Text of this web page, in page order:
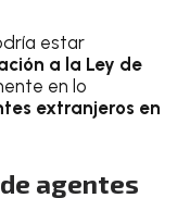
estar
a la Ley de
en lo
extranjeros en
agentes